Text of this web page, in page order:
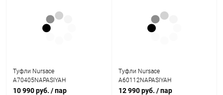
Туфли Nursace
A70405NAPASIYAH
10 990 руб. / пар
Туфли Nursace
A60112NAPASIYAH
12 990 руб. / пар